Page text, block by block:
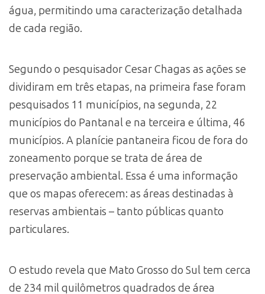
água, permitindo uma caracterização detalhada
de cada região.
Segundo o pesquisador Cesar Chagas as ações se
dividiram em três etapas, na primeira fase foram
pesquisados 11 municípios, na segunda, 22
municípios do Pantanal e na terceira e última, 46
municípios. A planície pantaneira ficou de fora do
zoneamento porque se trata de área de
preservação ambiental. Essa é uma informação
que os mapas oferecem: as áreas destinadas à
reservas ambientais – tanto públicas quanto
particulares.
O estudo revela que Mato Grosso do Sul tem cerca
de 234 mil quilômetros quadrados de área